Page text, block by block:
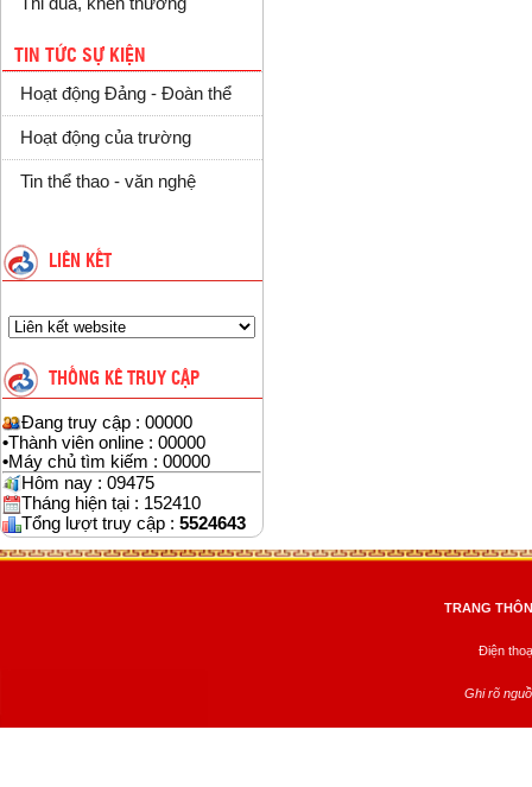
Thi đua, khen thưởng
TIN TỨC SỰ KIỆN
Hoạt động Đảng - Đoàn thể
Hoạt động của trường
Tin thể thao - văn nghệ
LIÊN KẾT
THỐNG KÊ TRUY CẬP
Đang truy cập : 00000
•Thành viên online : 00000
•Máy chủ tìm kiếm : 00000
Hôm nay : 09475
Tháng hiện tại : 152410
Tổng lượt truy cập : 5524643
TRANG
Điện
Ghi rõ